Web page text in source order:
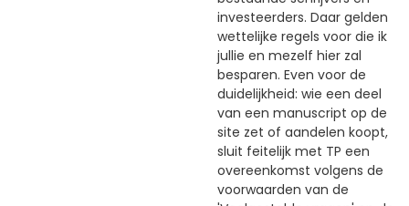
investeerders. Daar gelden
wettelijke regels voor die ik
jullie en mezelf hier zal
besparen. Even voor de
duidelijkheid: wie een deel
van een manuscript op de
site zet of aandelen koopt,
sluit feitelijk met TP een
overeenkomst volgens de
voorwaarden van de